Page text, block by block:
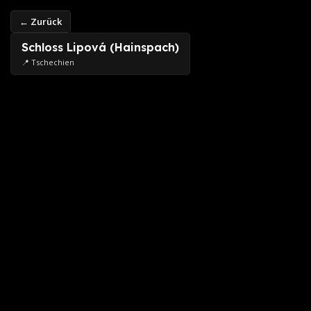
← Zurück
Schloss Lipová (Hainspach)
📍 Tschechien